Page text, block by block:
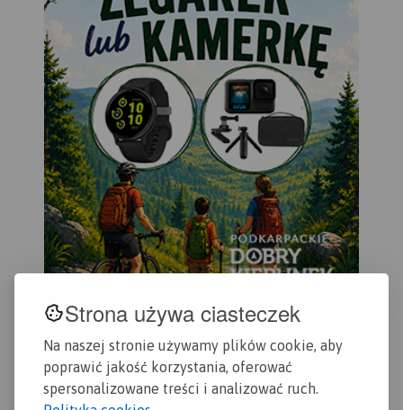
Strona używa ciasteczek
Na naszej stronie używamy plików cookie, aby
poprawić jakość korzystania, oferować
spersonalizowane treści i analizować ruch.